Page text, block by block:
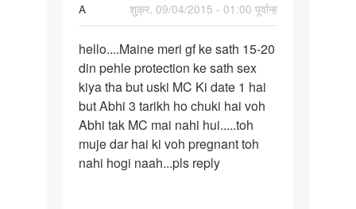
A
शुक्र, 09/04/2015 - 01:00 पूर्वान्ह
hello....Maine
meri
gf
ke
hello....Maine meri gf ke sath 15-20
din pehle protection ke sath sex
kiya tha but uski MC Ki date 1 hai
but Abhi 3 tarikh ho chuki hai voh
Abhi tak MC mai nahi hui.....toh
muje dar hai ki voh pregnant toh
nahi hogi naah...pls reply